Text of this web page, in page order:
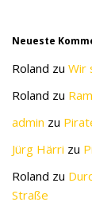
Neueste
Roland zu Wir
Roland zu
admin zu
Jürg Härri zu
Roland zu
Straße